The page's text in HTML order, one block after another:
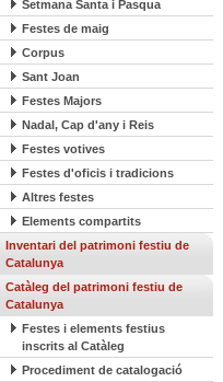
Setmana Santa i Pasqua
Festes de maig
Corpus
Sant Joan
Festes Majors
Nadal, Cap d'any i Reis
Festes votives
Festes d'oficis i tradicions
Altres festes
Elements compartits
Inventari del patrimoni festiu de
Catalunya
Catàleg del patrimoni festiu de
Catalunya
Festes i elements festius
inscrits al Catàleg
Procediment de catalogació